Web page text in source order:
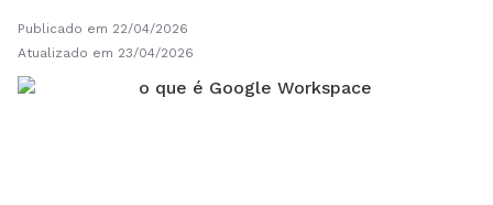
Publicado em 22/04/2026
Atualizado em 23/04/2026